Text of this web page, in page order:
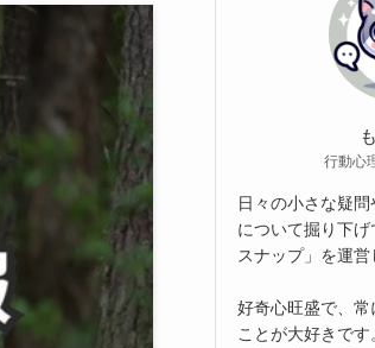
行動心
日々の小さな疑
について掘り下
スナップ」を運営
好奇心旺盛で、
ことが大好きで